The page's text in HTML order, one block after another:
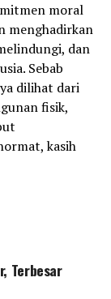
moral
menghadirkan
dan
Sebab
dilihat dari
fisik,
kasih
Terbesar